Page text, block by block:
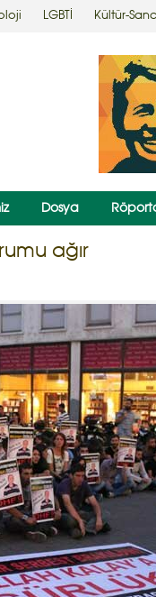
LGBTİ Kültür-
Dosya
ağır